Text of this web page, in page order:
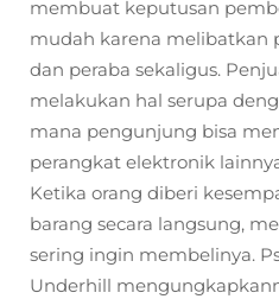
membuat keputusan
mudah karena melibatkan
dan peraba sekaligus.
melakukan hal serupa
mana pengunjung bisa
perangkat elektronik
Ketika orang diberi
barang secara langsung,
sering ingin membelinya.
Underhill